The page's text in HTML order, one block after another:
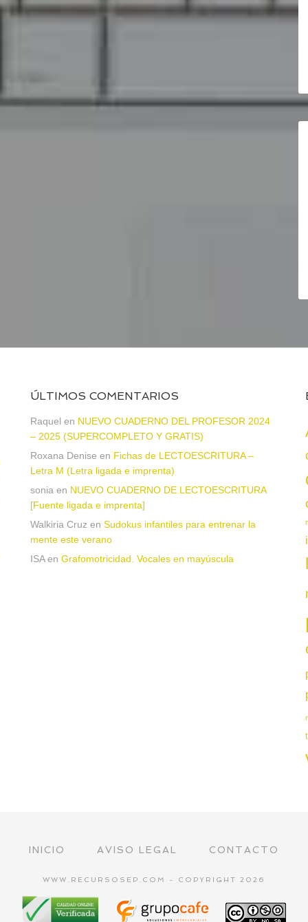
ÚLTIMOS COMENTARIOS
Raquel en NUEVO CUADERNO DEL PROFESOR 2024
– 2025 (SUPERCOMPLETO Y GRATIS)
Roxana Denise en Fichas de LECTOESCRITURA –
Letra M (Letra ligada e imprenta)
sonia en NUEVO CUADERNO DE LECTOESCRITURA
[Fuente ligada e imprenta]
Walkiria Cruz en Sudokus infantiles para entrenar la
mente este verano
ISAen Grafomotricidad. Vocales en mayúscula
INICIO AVISO LEGAL CONTACTO
WWW.RECURSOSEP.COM - COPYRIGHT 2026